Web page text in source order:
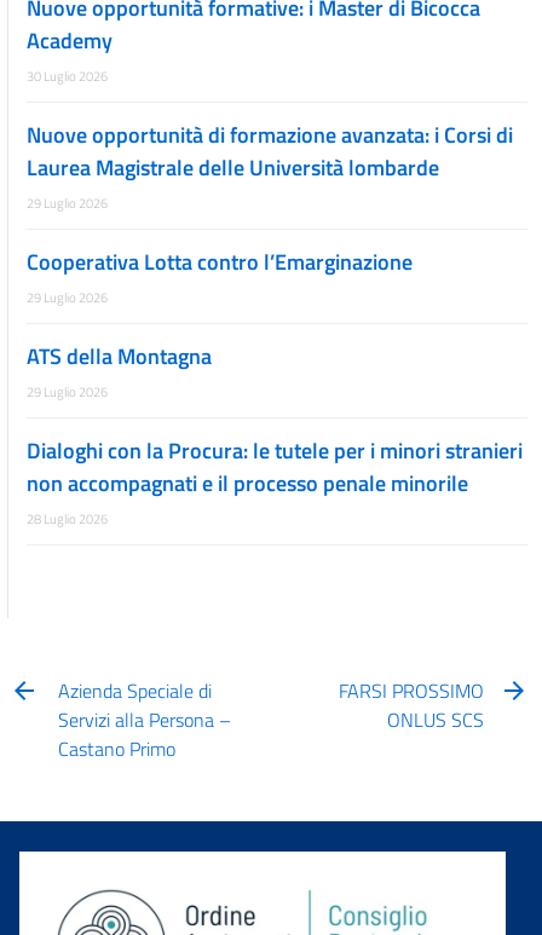
Nuove opportunità formative: i Master di Bicocca
Academy
30 Luglio 2026
Nuove opportunità di formazione avanzata: i Corsi di
Laurea Magistrale delle Università lombarde
29 Luglio 2026
Cooperativa Lotta contro l’Emarginazione
29 Luglio 2026
ATS della Montagna
29 Luglio 2026
Dialoghi con la Procura: le tutele per i minori stranieri
non accompagnati e il processo penale minorile
28 Luglio 2026
Azienda Speciale di
Servizi alla Persona –
Castano Primo
FARSI PROSSIMO
ONLUS SCS